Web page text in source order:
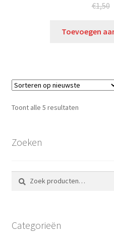
€1,50
Toevoegen
Toont alle 5 resultaten
Zoeken
Zoeken
naar:
Zoeken
Categorieën